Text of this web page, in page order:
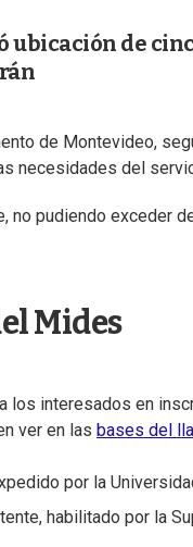
de
de Montevideo,
necesidades del
pudiendo exceder
Mides
los interesados en
ver en las bases del
por la
habilitado por la